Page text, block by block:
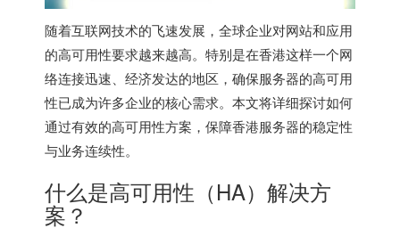
随着互联网技术的飞速发展，全球企业对网站和应用
的高可用性要求越来越高。特别是在香港这样一个网
络连接迅速、经济发达的地区，确保服务器的高可用
性已成为许多企业的核心需求。本文将详细探讨如何
通过有效的高可用性方案，保障香港服务器的稳定性
与业务连续性。
什么是高可用性（HA）解决方
案？